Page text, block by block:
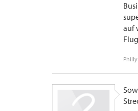
auf